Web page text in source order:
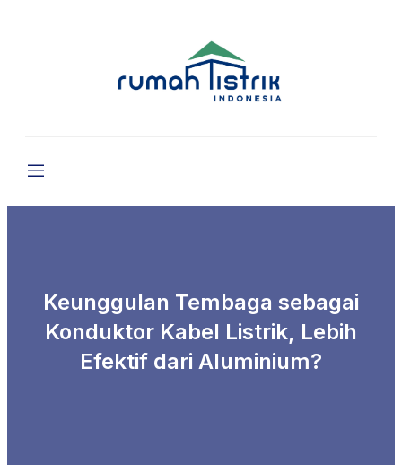
Keunggulan Tembaga sebagai
Konduktor Kabel Listrik, Lebih
Efektif dari Aluminium?